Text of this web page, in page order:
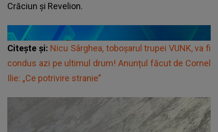
Crăciun și Revelion.
Citește și: Nicu Sârghea, toboşarul trupei VUNK, va fi
condus azi pe ultimul drum! Anunțul făcut de Cornel
Ilie: „Ce potrivire stranie”